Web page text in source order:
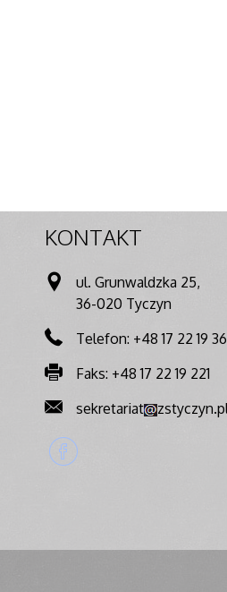
KONTAKT
ul. Grunwaldzka 25,
36-020 Tyczyn
Telefon: +48 17 22 19
Faks: +48 17 22 19 221
sekretariat